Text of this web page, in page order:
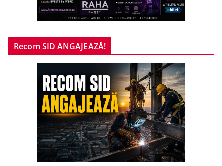
Recom SID ANGAJEAZĂ!